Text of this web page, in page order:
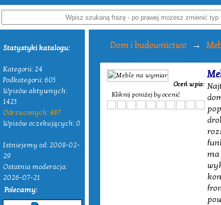
Statystyki katalogu:
Kategorii: 24
Podkategorii: 605
Wpisów aktywnych:
1423
Odrzuconych: 487
Wpisów oczekujących: 0
Istniejemy od: 2008-02-
29
Ostatnia moderacja:
2026-07-21
Polecamy:
Dom i budownictwo →
Oceń wpis:
Kliknij poniżej by ocenić
ma